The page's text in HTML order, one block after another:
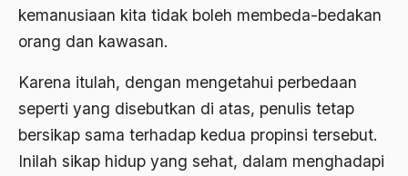
kemanusiaan kita tidak boleh membeda-bedakan
orang dan kawasan.
Karena itulah, dengan mengetahui perbedaan
seperti yang disebutkan di atas, penulis tetap
bersikap sama terhadap kedua propinsi tersebut.
Inilah sikap hidup yang sehat, dalam menghadapi
Amirn Rais
Anatomi
Andi Mallarangeng